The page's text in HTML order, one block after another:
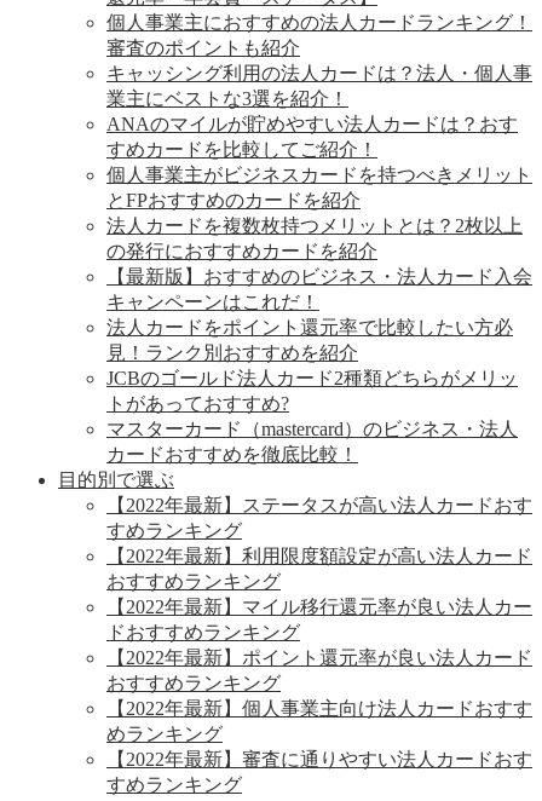
個人事業主におすすめの法人カードランキング！
審査のポイントも紹介
キャッシング利用の法人カードは？法人・個人事
業主にベストな3選を紹介！
ANAのマイルが貯めやすい法人カードは？おす
すめカードを比較してご紹介！
個人事業主がビジネスカードを持つべきメリット
とFPおすすめのカードを紹介
法人カードを複数枚持つメリットとは？2枚以上
の発行におすすめカードを紹介
【最新版】おすすめのビジネス・法人カード入会
キャンペーンはこれだ！
法人カードをポイント還元率で比較したい方必
見！ランク別おすすめを紹介
JCBのゴールド法人カード2種類どちらがメリッ
トがあっておすすめ?
マスターカード（mastercard）のビジネス・法人
カードおすすめを徹底比較！
目的別で選ぶ
【2022年最新】ステータスが高い法人カードおす
すめランキング
【2022年最新】利用限度額設定が高い法人カード
おすすめランキング
【2022年最新】マイル移行還元率が良い法人カー
ドおすすめランキング
【2022年最新】ポイント還元率が良い法人カード
おすすめランキング
【2022年最新】個人事業主向け法人カードおすす
めランキング
【2022年最新】審査に通りやすい法人カードおす
すめランキング